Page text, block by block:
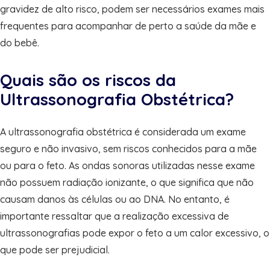
gravidez de alto risco, podem ser necessários exames mais
frequentes para acompanhar de perto a saúde da mãe e
do bebê.
Quais são os riscos da
Ultrassonografia Obstétrica?
A ultrassonografia obstétrica é considerada um exame
seguro e não invasivo, sem riscos conhecidos para a mãe
ou para o feto. As ondas sonoras utilizadas nesse exame
não possuem radiação ionizante, o que significa que não
causam danos às células ou ao DNA. No entanto, é
importante ressaltar que a realização excessiva de
ultrassonografias pode expor o feto a um calor excessivo, o
que pode ser prejudicial.